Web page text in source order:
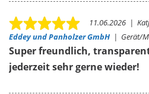
11.06.2026 |
Eddey und Panholzer GmbH | Gerät/
Super freundlich,
jederzeit sehr gerne wieder!